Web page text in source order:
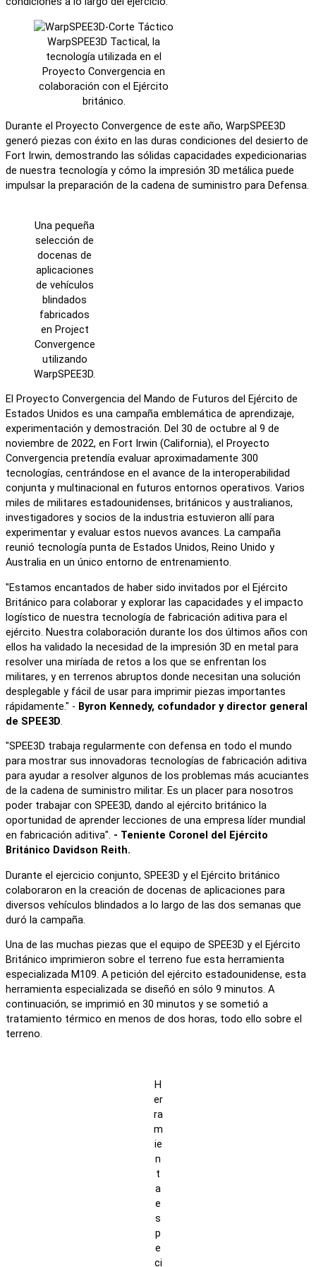
WarpSPEE3D Tactical, la
tecnología utilizada en el
Proyecto Convergencia en
colaboración con el Ejército
británico.
Durante el Proyecto Convergence de este año, WarpSPEE3D
generó piezas con éxito en las duras condiciones del desierto de
Fort Irwin, demostrando las sólidas capacidades expedicionarias
de nuestra tecnología y cómo la impresión 3D metálica puede
impulsar la preparación de la cadena de suministro para Defensa.
Una pequeña
selección de
docenas de
aplicaciones
de vehículos
blindados
fabricados
en Project
Convergence
utilizando
WarpSPEE3D.
El Proyecto Convergencia del Mando de Futuros del Ejército de
Estados Unidos es una campaña emblemática de aprendizaje,
experimentación y demostración. Del 30 de octubre al 9 de
noviembre de 2022, en Fort Irwin (California), el Proyecto
Convergencia pretendía evaluar aproximadamente 300
tecnologías, centrándose en el avance de la interoperabilidad
conjunta y multinacional en futuros entornos operativos. Varios
miles de militares estadounidenses, británicos y australianos,
investigadores y socios de la industria estuvieron allí para
experimentar y evaluar estos nuevos avances. La campaña
reunió tecnología punta de Estados Unidos, Reino Unido y
Australia en un único entorno de entrenamiento.
"Estamos encantados de haber sido invitados por el Ejército
Británico para colaborar y explorar las capacidades y el impacto
logístico de nuestra tecnología de fabricación aditiva para el
ejército. Nuestra colaboración durante los dos últimos años con
ellos ha validado la necesidad de la impresión 3D en metal para
resolver una miríada de retos a los que se enfrentan los
militares, y en terrenos abruptos donde necesitan una solución
desplegable y fácil de usar para imprimir piezas importantes
rápidamente." - Byron Kennedy, cofundador y director general
de SPEE3D.
"SPEE3D trabaja regularmente con defensa en todo el mundo
para mostrar sus innovadoras tecnologías de fabricación aditiva
para ayudar a resolver algunos de los problemas más acuciantes
de la cadena de suministro militar. Es un placer para nosotros
poder trabajar con SPEE3D, dando al ejército británico la
oportunidad de aprender lecciones de una empresa líder mundial
en fabricación aditiva". - Teniente Coronel del Ejército
Británico Davidson Reith.
Durante el ejercicio conjunto, SPEE3D y el Ejército británico
colaboraron en la creación de docenas de aplicaciones para
diversos vehículos blindados a lo largo de las dos semanas que
duró la campaña.
Una de las muchas piezas que el equipo de SPEE3D y el Ejército
Británico imprimieron sobre el terreno fue esta herramienta
especializada M109. A petición del ejército estadounidense, esta
herramienta especializada se diseñó en sólo 9 minutos. A
continuación, se imprimió en 30 minutos y se sometió a
tratamiento térmico en menos de dos horas, todo ello sobre el
terreno.
H
er
ra
m
ie
n
t
a
e
s
p
e
ci